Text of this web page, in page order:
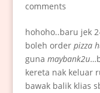
comments
hohoho..baru jek
boleh order pizza
guna maybank2u
kereta nak keluar
bawak balik klias